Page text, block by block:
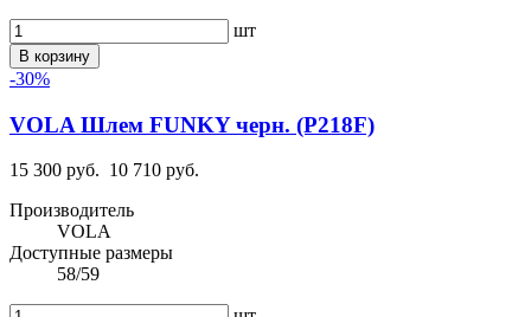
шт
В корзину
-30%
VOLA Шлем FUNKY черн. (P218F)
15 300 руб. 10 710 руб.
Производитель
VOLA
Доступные размеры
58/59